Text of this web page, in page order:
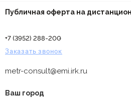
Публичная оферта на
+7 (3952) 288-200
Заказать звонок
metr-consult@emi.irk.ru
Ваш город